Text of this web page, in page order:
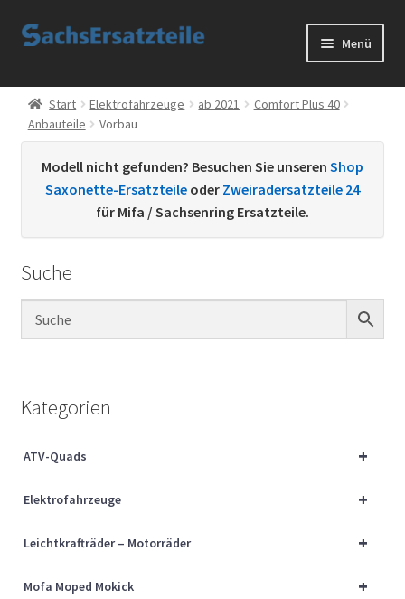
Zur
Zum
Menü
Start
AGB
Datenschutzerklärung
Kontakt
Sachs Ersatzteile
Über uns
Start Elektrofahrzeuge ab 2021
Comfort Plus 40
Anbauteile
Vorbau
Modell nicht gefunden? Besuchen Sie unseren Shop
Saxonette-Ersatzteile oder Zweiradersatzteile 24
für Mifa / Sachsenring Ersatzteile.
Suche
Kategorien
+
ATV-Quads
+
Elektrofahrzeuge
+
Leichtkrafträder – Motorräder
+
Mofa Moped Mokick